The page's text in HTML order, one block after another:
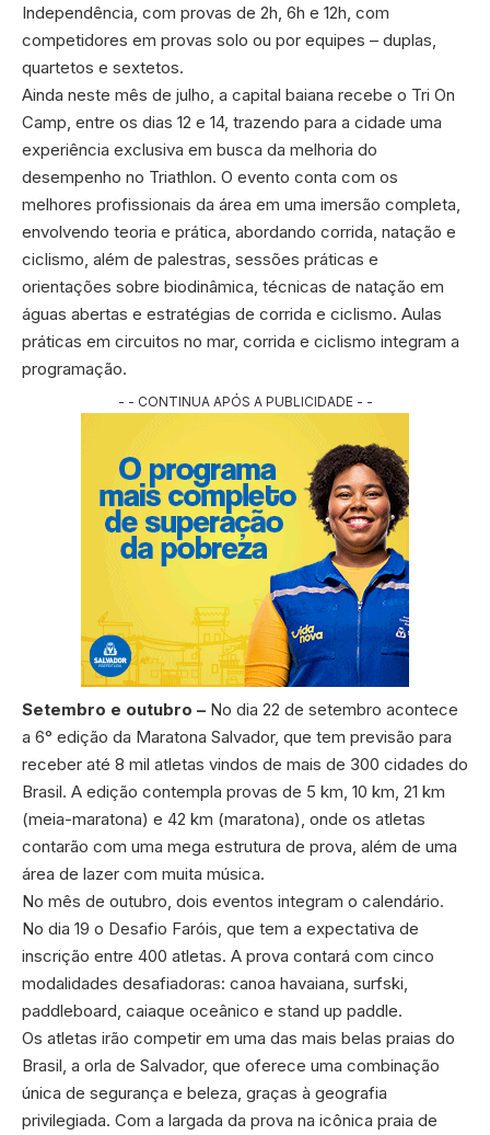
Independência, com provas de 2h, 6h e 12h, com
competidores em provas solo ou por equipes – duplas,
quartetos e sextetos.
Ainda neste mês de julho, a capital baiana recebe o Tri On
Camp, entre os dias 12 e 14, trazendo para a cidade uma
experiência exclusiva em busca da melhoria do
desempenho no Triathlon. O evento conta com os
melhores profissionais da área em uma imersão completa,
envolvendo teoria e prática, abordando corrida, natação e
ciclismo, além de palestras, sessões práticas e
orientações sobre biodinâmica, técnicas de natação em
águas abertas e estratégias de corrida e ciclismo. Aulas
práticas em circuitos no mar, corrida e ciclismo integram a
programação.
- - CONTINUA APÓS A PUBLICIDADE - -
Setembro e outubro – No dia 22 de setembro acontece
a 6° edição da Maratona Salvador, que tem previsão para
receber até 8 mil atletas vindos de mais de 300 cidades do
Brasil. A edição contempla provas de 5 km, 10 km, 21 km
(meia-maratona) e 42 km (maratona), onde os atletas
contarão com uma mega estrutura de prova, além de uma
área de lazer com muita música.
No mês de outubro, dois eventos integram o calendário.
No dia 19 o Desafio Faróis, que tem a expectativa de
inscrição entre 400 atletas. A prova contará com cinco
modalidades desafiadoras: canoa havaiana, surfski,
paddleboard, caiaque oceânico e stand up paddle.
Os atletas irão competir em uma das mais belas praias do
Brasil, a orla de Salvador, que oferece uma combinação
única de segurança e beleza, graças à geografia
privilegiada. Com a largada da prova na icônica praia de